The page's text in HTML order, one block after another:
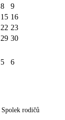
8
9
15 16
22 23
29 30
5 6
rodičů